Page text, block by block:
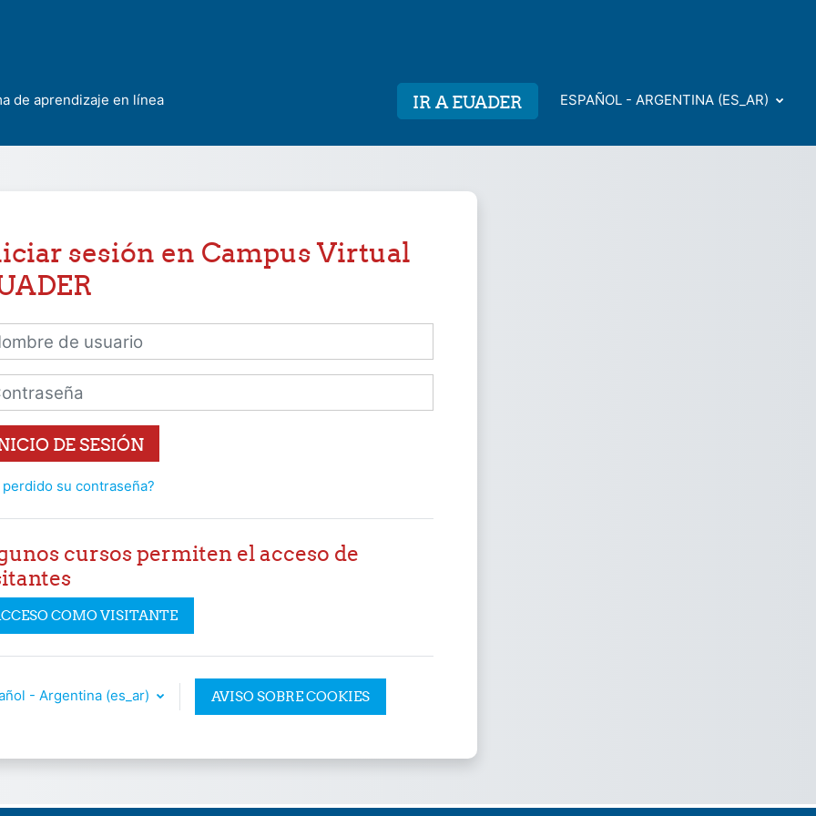
de aprendizaje en línea IR A EUADER ESPAÑOL - ARGENTINA ‎(ES_AR)‎
sesión en Campus Virtual
de usuario
DE SESIÓN
perdido su contraseña?
cursos permiten el acceso de
COMO VISITANTE
- Argentina ‎(es_ar)‎ AVISO SOBRE COOKIES